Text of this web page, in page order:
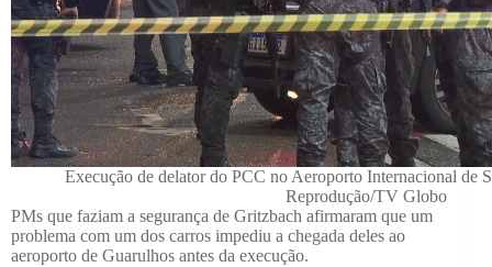
Execução de delator do PCC no Aeroporto Internacional de
Reprodução/TV Globo
PMs que faziam a segurança de Gritzbach afirmaram que um
problema com um dos carros impediu a chegada deles ao
aeroporto de Guarulhos antes da execução.